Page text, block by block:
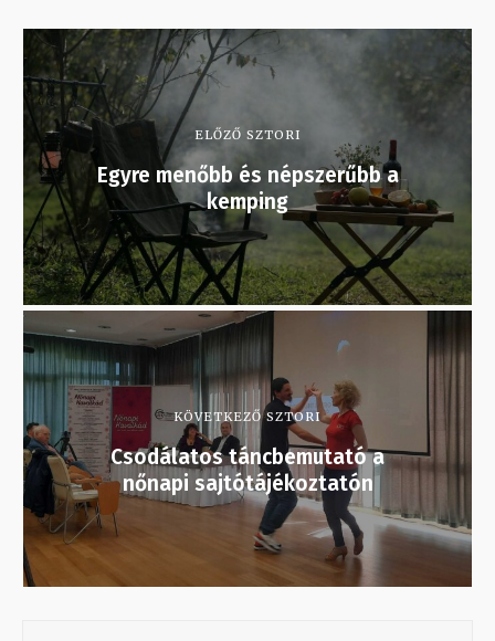
ELŐZŐ SZTORI
Egyre menőbb és népszerűbb a
kemping
KÖVETKEZŐ SZTORI
Csodálatos táncbemutató a
nőnapi sajtótájékoztatón